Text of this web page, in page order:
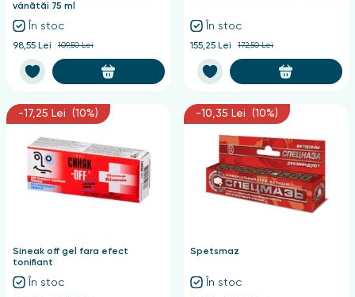
vânătăi 75 ml
În stoc
98,55 Lei 109,50 Lei
În stoc
155,25 Lei 172,50 Lei
-17,25 Lei (10%)
Sineak off gel fara efect
tonifiant
În stoc
-10,35 Lei (10%)
Spetsmaz
În stoc